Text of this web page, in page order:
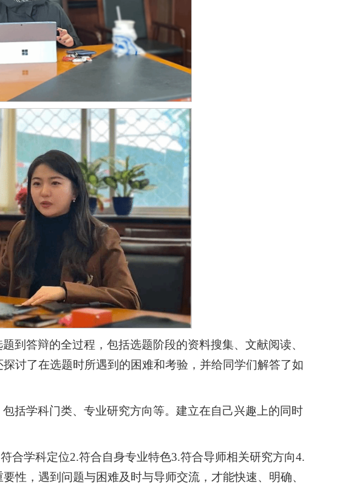
到答辩的全过程，包括选题阶段的资料搜集、文献阅读、
讨了在选题时所遇到的困难和考验，并给同学们解答了如
括学科门类、专业研究方向等。建立在自己兴趣上的同时
合学科定位2.符合自身专业特色3.符合导师相关研究方向4.
性，遇到问题与困难及时与导师交流，才能快速、明确、